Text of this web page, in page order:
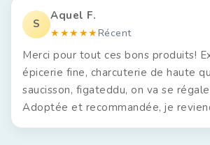
S
Aquel F.
★★★★★Récent
Merci pour tout ces bons produits!
épicerie fine, charcuterie de haute
saucisson, figateddu, on va se
Adoptée et recommandée, je